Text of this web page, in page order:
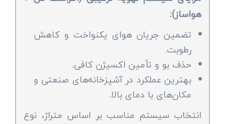
هواساز):
تضمین جریان هوای یکنواخت و کاهش
رطوبت.
حذف بو و تأمین اکسیژن کافی.
بهترین عملکرد در آشپزخانه‌های صنعتی و
مکان‌های با دمای بالا.
انتخاب سیستم مناسب بر اساس متراژ، نوع